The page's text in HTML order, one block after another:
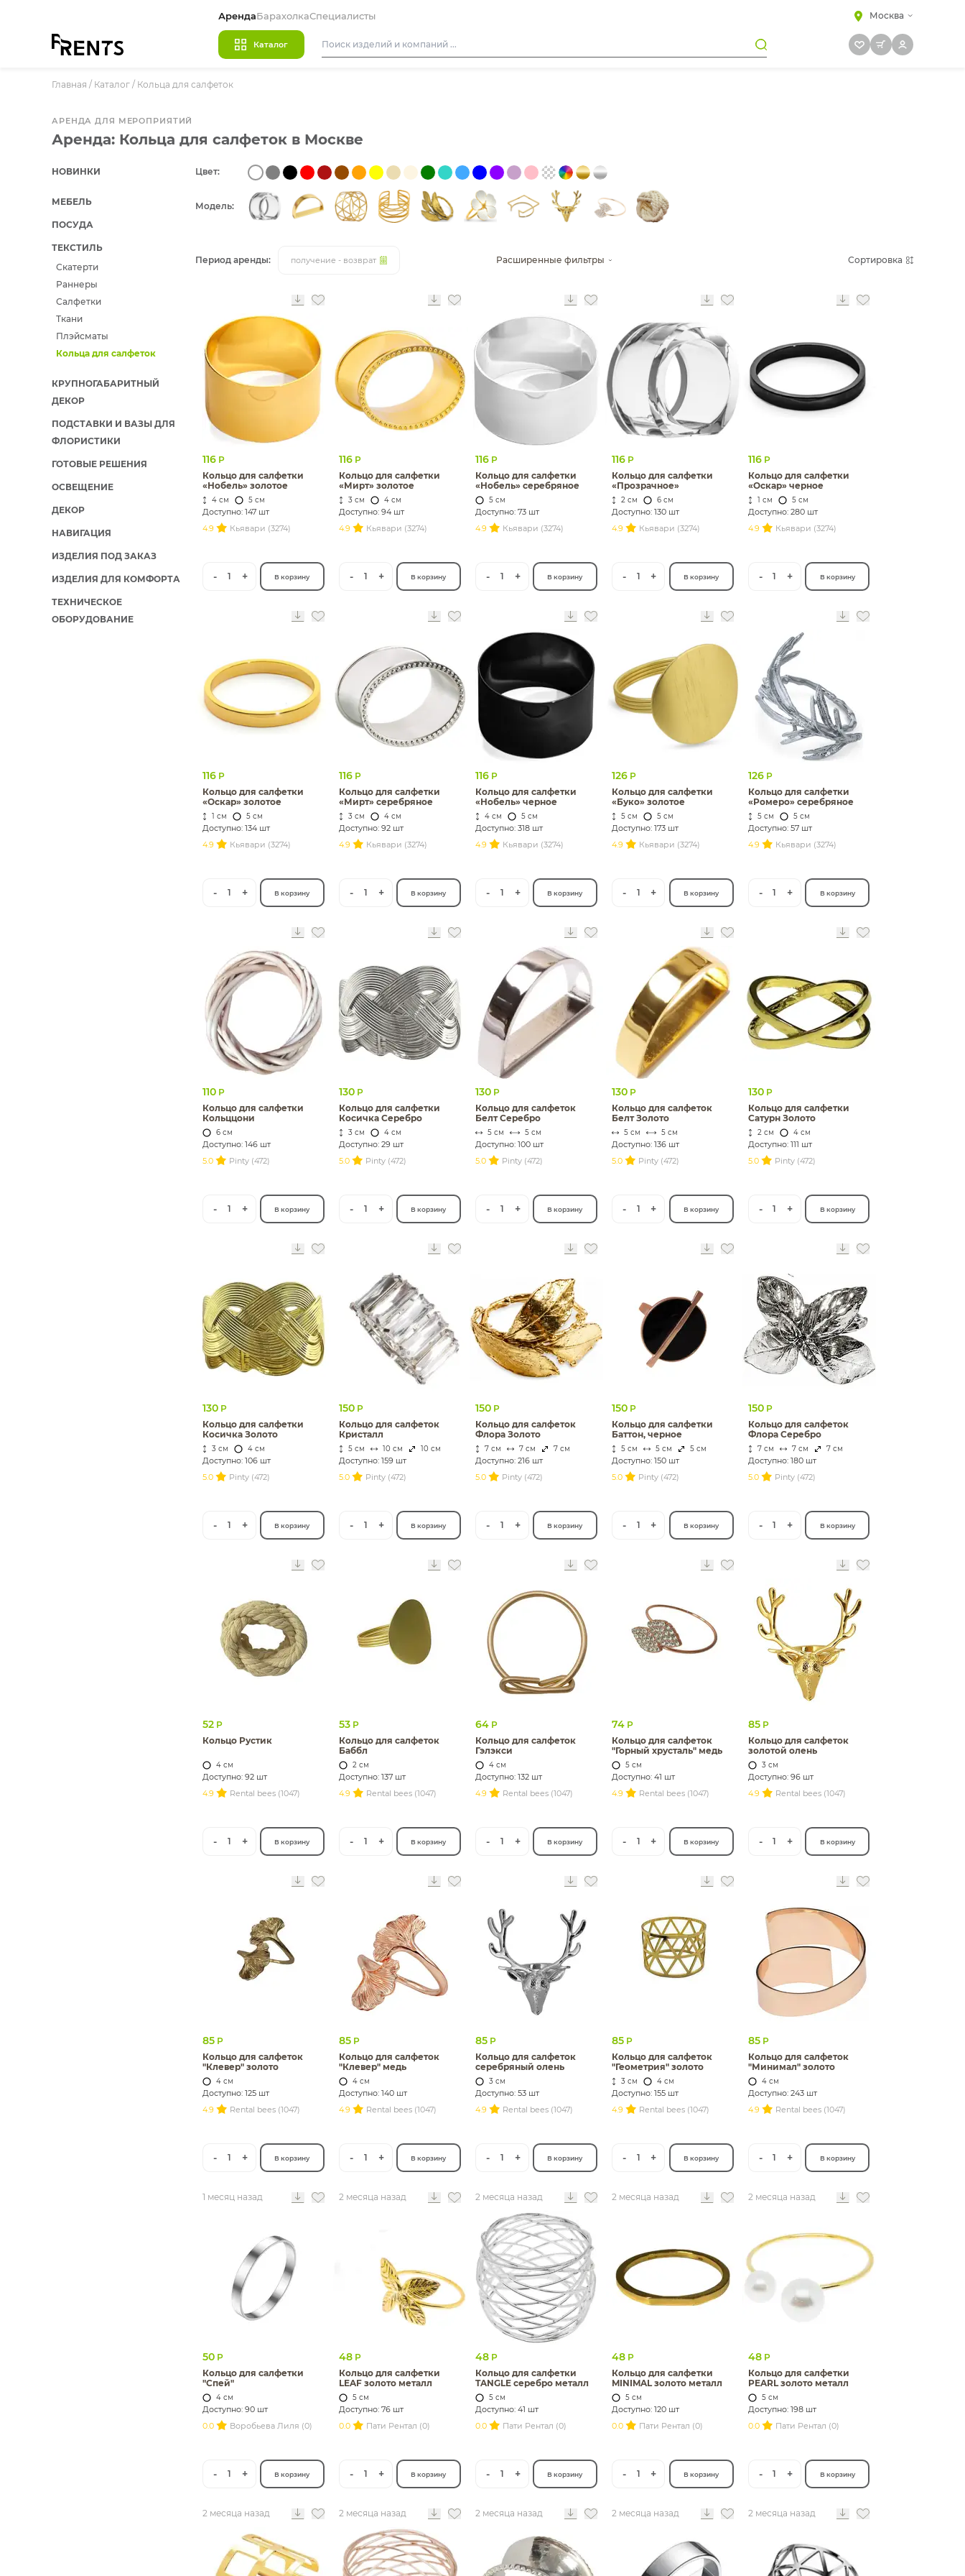
АрендаБарахолкаСпециалисты
Каталог
Москва
МЕБЕЛЬ
ТЕКСТИЛЬ
НАВИГАЦИЯ
ИЗДЕЛИЯ ДЛЯ КОМФОРТА
ТЕХНИЧЕСКОЕ ОБОРУДОВАНИЕ
Кресла
Пуфы
Скамейки
Главная / Каталог / Кольца для салфеток
АРЕНДА ДЛЯ МЕРОПРИЯТИЙ
Аренда: Кольца для салфеток в Москве
НОВИНКИ
МЕБЕЛЬ
ПОСУДА
ТЕКСТИЛЬ
Скатерти
Раннеры
Салфетки
Ткани
Плэйсматы
Кольца для салфеток
КРУПНОГАБАРИТНЫЙ
ДЕКОР
ПОДСТАВКИ И ВАЗЫ ДЛЯ
ФЛОРИСТИКИ
ГОТОВЫЕ РЕШЕНИЯ
ОСВЕЩЕНИЕ
ДЕКОР
НАВИГАЦИЯ
ИЗДЕЛИЯ ПОД ЗАКАЗ
ИЗДЕЛИЯ ДЛЯ КОМФОРТА
ТЕХНИЧЕСКОЕ
ОБОРУДОВАНИЕ
Цвет:
Модель:
Период аренды: получение - возврат Расширенные фильтры Сортировка
116 Р
Кольцо для салфетки
«Нобель» золотое
4 см 5 см
Доступно: 147 шт
4.9
Кьявари (3274)
- 1 + В корзину
116 Р
Кольцо для салфетки
«Мирт» золотое
3 см 4 см
Доступно: 94 шт
4.9
Кьявари (3274)
- 1 + В корзину
116 Р
Кольцо для салфетки
«Нобель» серебряное
5 см
Доступно: 73 шт
4.9
Кьявари (3274)
- 1 + В корзину
116 Р
Кольцо для салфетки
«Прозрачное»
2 см 6 см
Доступно: 130 шт
4.9
Кьявари (3274)
- 1 + В корзину
116 Р
Кольцо для салфетки
«Оскар» черное
1 см 5 см
Доступно: 280 шт
4.9
Кьявари (3274)
- 1 + В корзину
116 Р
Кольцо для салфетки
«Оскар» золотое
1 см 5 см
Доступно: 134 шт
4.9
Кьявари (3274)
- 1 + В корзину
116 Р
Кольцо для салфетки
«Мирт» серебряное
3 см 4 см
Доступно: 92 шт
4.9
Кьявари (3274)
- 1 + В корзину
116 Р
Кольцо для салфетки
«Нобель» черное
4 см 5 см
Доступно: 318 шт
4.9
Кьявари (3274)
- 1 + В корзину
126 Р
Кольцо для салфетки
«Буко» золотое
5 см 5 см
Доступно: 173 шт
4.9
Кьявари (3274)
- 1 + В корзину
126 Р
Кольцо для салфетки
«Ромеро» серебряное
5 см 5 см
Доступно: 57 шт
4.9
Кьявари (3274)
- 1 + В корзину
110 Р
Кольцо для салфетки
Кольццони
6 см
Доступно: 146 шт
5.0
Pinty (472)
- 1 + В корзину
130 Р
Кольцо для салфетки
Косичка Серебро
3 см 4 см
Доступно: 29 шт
5.0
Pinty (472)
- 1 + В корзину
130 Р
Кольцо для салфеток
Белт Серебро
5 см 5 см
Доступно: 100 шт
5.0
Pinty (472)
- 1 + В корзину
130 Р
Кольцо для салфеток
Белт Золото
5 см 5 см
Доступно: 136 шт
5.0
Pinty (472)
- 1 + В корзину
130 Р
Кольцо для салфетки
Сатурн Золото
2 см 4 см
Доступно: 111 шт
5.0
Pinty (472)
- 1 + В корзину
130 Р
Кольцо для салфетки
Косичка Золото
3 см 4 см
Доступно: 106 шт
5.0
Pinty (472)
- 1 + В корзину
150 Р
Кольцо для салфеток
Кристалл
5 см 10 см 10 см
Доступно: 159 шт
5.0
Pinty (472)
- 1 + В корзину
150 Р
Кольцо для салфеток
Флора Золото
7 см 7 см 7 см
Доступно: 216 шт
5.0
Pinty (472)
- 1 + В корзину
150 Р
Кольцо для салфетки
Баттон, черное
5 см 5 см 5 см
Доступно: 150 шт
5.0
Pinty (472)
- 1 + В корзину
150 Р
Кольцо для салфеток
Флора Серебро
7 см 7 см 7 см
Доступно: 180 шт
5.0
Pinty (472)
- 1 + В корзину
52 Р
Кольцо Рустик
4 см
Доступно: 92 шт
4.9
Rental bees (1047)
- 1 + В корзину
53 Р
Кольцо для салфеток
Баббл
2 см
Доступно: 137 шт
4.9
Rental bees (1047)
- 1 + В корзину
64 Р
Кольцо для салфеток
Гэлэкси
4 см
Доступно: 132 шт
4.9
Rental bees (1047)
- 1 + В корзину
74 Р
Кольцо для салфеток
"Горный хрусталь" медь
5 см
Доступно: 41 шт
4.9
Rental bees (1047)
- 1 + В корзину
85 Р
Кольцо для салфеток
золотой олень
3 см
Доступно: 96 шт
4.9
Rental bees (1047)
- 1 + В корзину
85 Р
Кольцо для салфеток
"Клевер" золото
4 см
Доступно: 125 шт
4.9
Rental bees (1047)
- 1 + В корзину
85 Р
Кольцо для салфеток
"Клевер" медь
4 см
Доступно: 140 шт
4.9
Rental bees (1047)
- 1 + В корзину
85 Р
Кольцо для салфеток
серебряный олень
3 см
Доступно: 53 шт
4.9
Rental bees (1047)
- 1 + В корзину
85 Р
Кольцо для салфеток
"Геометрия" золото
3 см 4 см
Доступно: 155 шт
4.9
Rental bees (1047)
- 1 + В корзину
85 Р
Кольцо для салфеток
"Минимал" золото
4 см
Доступно: 243 шт
4.9
Rental bees (1047)
- 1 + В корзину
1 месяц назад
50 Р
Кольцо для салфетки
"Спей"
4 см
Доступно: 90 шт
0.0
Воробьева Лиля (0)
- 1 + В корзину
2 месяца назад
48 Р
Кольцо для салфетки
LEAF золото металл
5 см
Доступно: 76 шт
0.0
Пати Рентал (0)
- 1 + В корзину
2 месяца назад
48 Р
Кольцо для салфетки
TANGLE серебро металл
5 см
Доступно: 41 шт
0.0
Пати Рентал (0)
- 1 + В корзину
2 месяца назад
48 Р
Кольцо для салфетки
MINIMAL золото металл
5 см
Доступно: 120 шт
0.0
Пати Рентал (0)
- 1 + В корзину
2 месяца назад
48 Р
Кольцо для салфетки
PEARL золото металл
5 см
Доступно: 198 шт
0.0
Пати Рентал (0)
- 1 + В корзину
2 месяца назад 2 месяца назад 2 месяца назад 2 месяца назад 2 месяца назад